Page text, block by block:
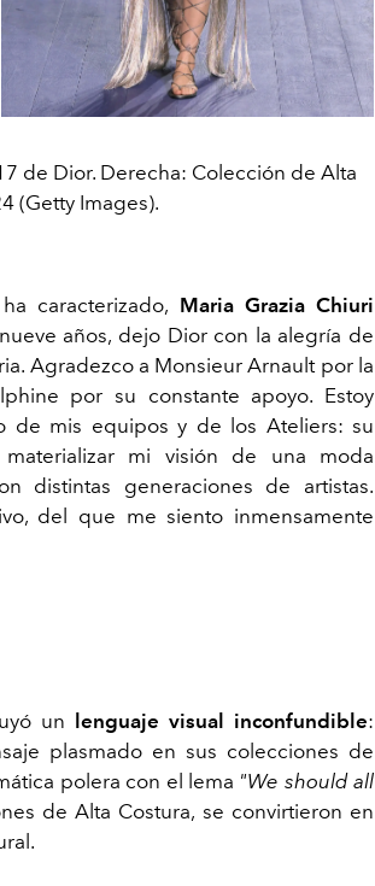
de Dior. Derecha: Colección de Alta
(Getty Images).
caracterizado, Maria Grazia Chiuri
años, dejo Dior con la alegría de
Agradezco a Monsieur Arnault por la
por su constante apoyo. Estoy
de mis equipos y de los Ateliers: su
mi visión de una moda
distintas generaciones de artistas.
del que me siento inmensamente
un lenguaje visual inconfundible:
plasmado en sus colecciones de
polera con el lema "We should all
de Alta Costura, se convirtieron en